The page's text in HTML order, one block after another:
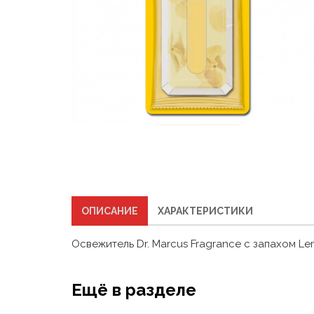
ОПИСАНИЕ ХАРАКТЕРИСТИКИ
Освежитель Dr. Marcus Fragrance с запахом
Ещё в разделе